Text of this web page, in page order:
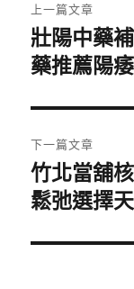
章
導
覽
上一篇文章
上
一
文
章:
壯陽中藥
藥推薦陽
下一篇文章
下
一
文
竹北當舖
鬆弛選擇